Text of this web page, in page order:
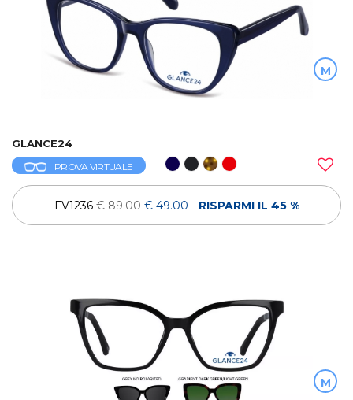
M
GLANCE24
PROVA VIRTUALE
FV1236€ 89.00 € 49.00 - RISPARMI IL 45 %
M